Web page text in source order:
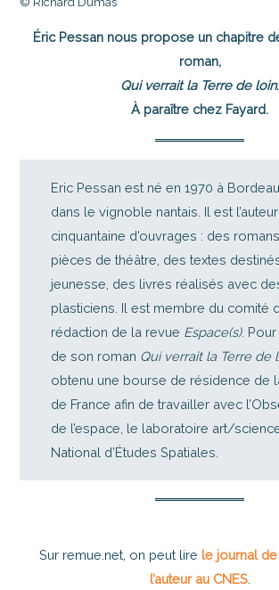
Éric Pessan nous propose un chapitre
roman,
Qui verrait la Terre de loin.
À paraître chez Fayard.
Eric Pessan est né en 1970 à
dans le vignoble nantais. Il est l’auteur
cinquantaine d’ouvrages : des
pièces de théâtre, des textes
jeunesse, des livres réalisés avec
plasticiens. Il est membre du comité
rédaction de la revue Espace(s). Pour
de son roman Qui verrait la Terre de
obtenu une bourse de résidence de
de France afin de travailler avec
de l’espace, le laboratoire art/
National d’Études Spatiales.
Sur remue.net, on peut lire le journal
l’auteur au CNES.